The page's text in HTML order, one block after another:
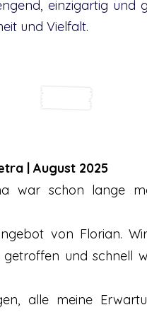
einzigartig und
und Vielfalt.
| August 2025
war schon lange
von Florian.
getroffen und schnell
alle meine